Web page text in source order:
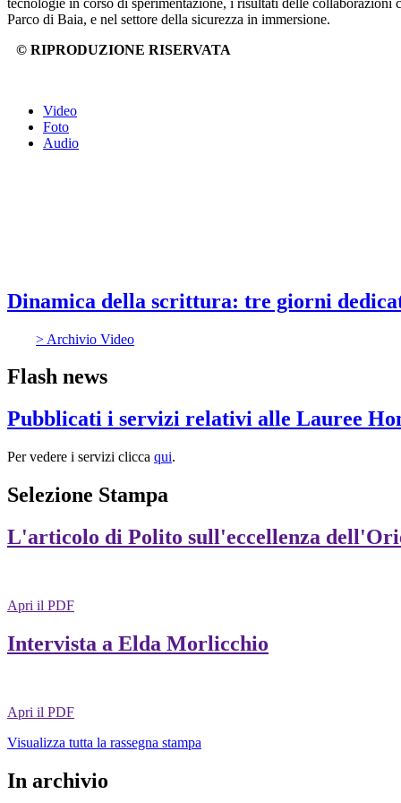
Parco di Baia, e nel settore della sicurezza in immersione.
© RIPRODUZIONE RISERVATA
Video
Foto
Audio
Dinamica della scrittura: tre giorni
> Archivio Video
Flash news
Pubblicati i servizi relativi alle Lauree
Per vedere i servizi clicca qui.
Selezione Stampa
L'articolo di Polito sull'eccellenza
Apri il PDF
Intervista a Elda Morlicchio
Apri il PDF
Visualizza tutta la rassegna stampa
In archivio